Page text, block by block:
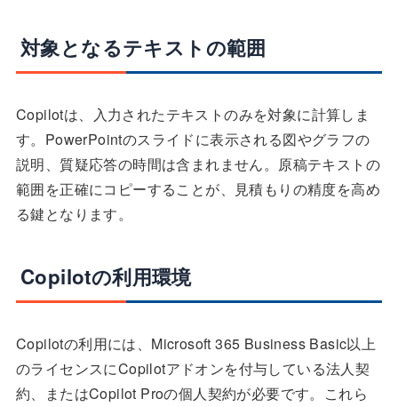
対象となるテキストの範囲
Copilotは、入力されたテキストのみを対象に計算しま
す。PowerPointのスライドに表示される図やグラフの
説明、質疑応答の時間は含まれません。原稿テキストの
範囲を正確にコピーすることが、見積もりの精度を高め
る鍵となります。
Copilotの利用環境
Copilotの利用には、Microsoft 365 Business Basic以上
のライセンスにCopilotアドオンを付与している法人契
約、またはCopilot Proの個人契約が必要です。これら